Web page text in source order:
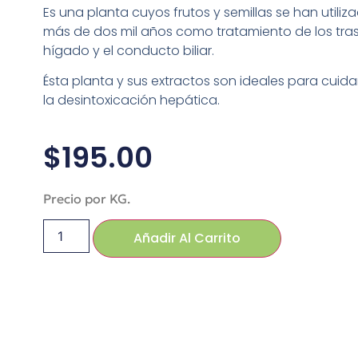
Es una planta cuyos frutos y semillas se han
más de dos mil años como tratamiento de los
hígado y el conducto biliar.
Ésta planta y sus extractos son ideales para
la desintoxicación hepática.
$195.00
Precio por KG.
Añadir Al Carrito